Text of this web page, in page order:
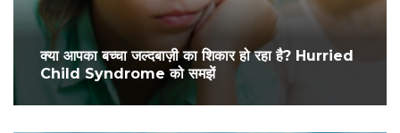
क्या आपका बच्चा जल्दबाज़ी का शिकार हो रहा है? Hurried
Child Syndrome को समझें